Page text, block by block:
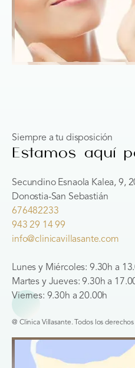
Siempre a tu disposición
Estamos aquí
Secundino Esnaola Kalea, 9,
Donostia-San Sebastián
676482233
943 29 14 99
info@clinicavillasante.com
Lunes y Miércoles: 9.30h a
Martes y Jueves: 9.30h a
Viernes: 9.30h a 20.00h
@ Clinica Villasante. Todos los